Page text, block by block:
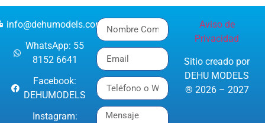
info@dehumodels.com
WhatsApp: 55
8152 6641
Facebook:
DEHUMODELS
Instagram:
Aviso de
Privacidad
Sitio creado por
DEHU MODELS
® 2026 – 2027